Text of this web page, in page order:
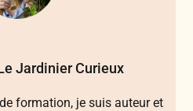
Jardinier Curieux
formation, je suis auteur et